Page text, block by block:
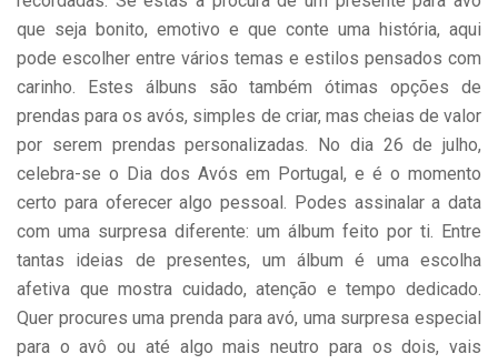
que seja bonito, emotivo e que conte uma história, aqui
pode escolher entre vários temas e estilos pensados com
carinho. Estes álbuns são também ótimas opções de
prendas para os avós, simples de criar, mas cheias de valor
por serem prendas personalizadas. No dia 26 de julho,
celebra-se o Dia dos Avós em Portugal, e é o momento
certo para oferecer algo pessoal. Podes assinalar a data
com uma surpresa diferente: um álbum feito por ti. Entre
tantas ideias de presentes, um álbum é uma escolha
afetiva que mostra cuidado, atenção e tempo dedicado.
Quer procures uma prenda para avó, uma surpresa especial
para o avô ou até algo mais neutro para os dois, vais